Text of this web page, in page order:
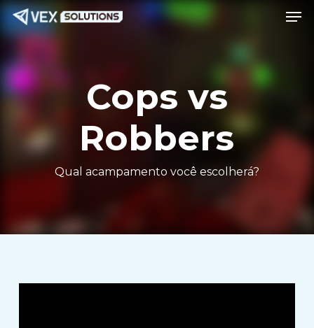
Ir
para
conteúdo
principal
Cops vs
Robbers
Qual acampamento você escolherá?
Menu